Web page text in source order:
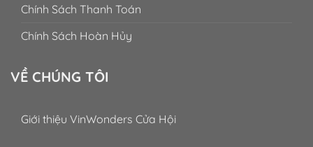
Chính Sách Thanh Toán
Chính Sách Hoàn Hủy
VỀ CHÚNG TÔI
Giới thiệu VinWonders Cửa Hội